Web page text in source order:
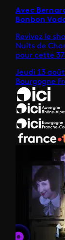
Avec
Bonbon
Revivez le
Nuits de
pour cette
Jeudi 13
Bourgogne